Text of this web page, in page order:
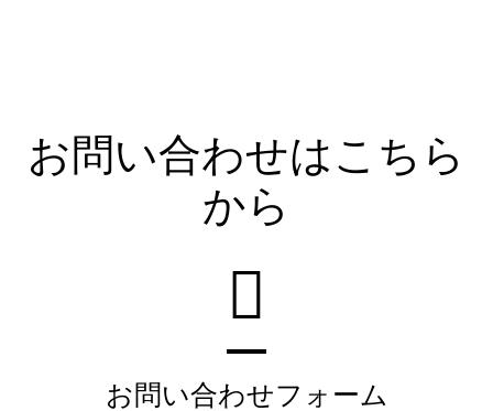
お問い合わせはこちら
から
お問い合わせフォーム